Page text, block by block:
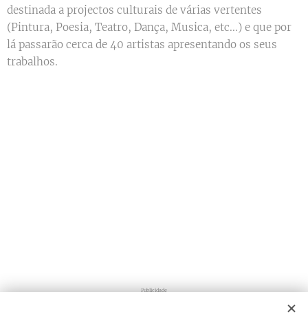
destinada a projectos culturais de várias vertentes
(Pintura, Poesia, Teatro, Dança, Musica, etc...) e que por
lá passarão cerca de 40 artistas apresentando os seus
trabalhos.
Publicidade